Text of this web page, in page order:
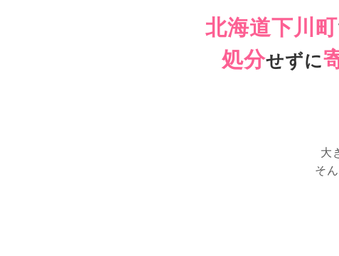
北海道下川町
処分せずに
大
そ